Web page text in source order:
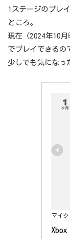
1ステージのプレ
ところ。
現在（2024年10月
でプレイできるの
少しでも気になっ
マイク